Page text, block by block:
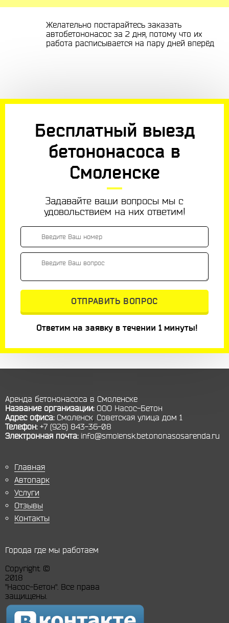
Желательно постарайтесь заказать
автобетононасос за 2 дня, потому что их
работа расписывается на пару дней вперёд
Бесплатный выезд
бетононасоса в
Смоленске
Задавайте ваши вопросы мы с
удовольствием на них ответим!
Ответим на заявку в течении 1 минуты!
Аренда бетононасоса в Смоленске
Название организации: ООО Насос-Бетон
Адрес офиса: Смоленск Советская улица дом 1
Телефон: +7 (926) 843-36-08
Электронная почта: info@smolensk.betononasosarenda.ru
Главная
Автопарк
Услуги
Отзывы
Контакты
Города где мы работаем
Copyright ©
2018
"Насос-Бетон". Все права
защищены.